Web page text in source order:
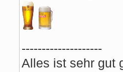
--------------------
Alles ist sehr gut